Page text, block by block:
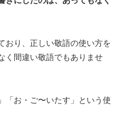
おり、正しい敬語の使い方を
く間違い敬語でもありませ
「お・ご〜いたす」という使